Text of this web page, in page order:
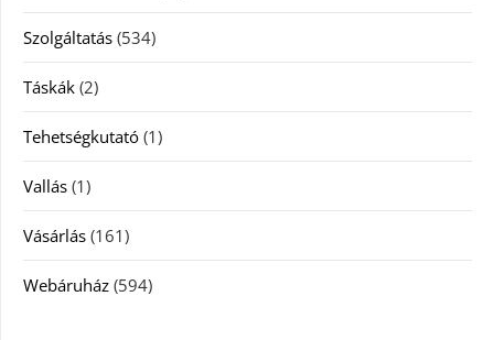
Szolgáltatás (534)
Táskák (2)
Tehetségkutató (1)
Vallás (1)
Vásárlás (161)
Webáruház (594)